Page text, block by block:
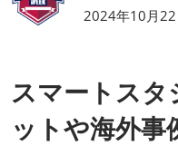
2024年10月22
スマートスタ
ットや海外事